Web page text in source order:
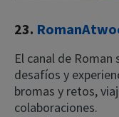
23.
El canal de Roman
desafíos y
bromas y retos,
colaboraciones.